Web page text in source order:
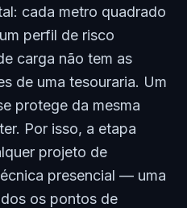
cada metro quadrado
perfil de risco
carga não tem as
de uma tesouraria. Um
protege da mesma
Por isso, a etapa
projeto de
presencial — uma
os pontos de